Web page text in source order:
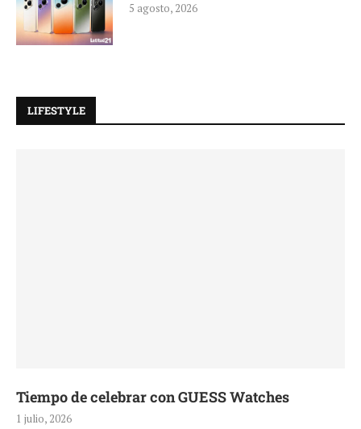
5 agosto, 2026
LIFESTYLE
Tiempo de celebrar con GUESS Watches
1 julio, 2026